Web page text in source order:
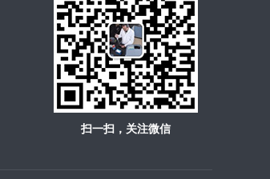
扫一扫，关注微信